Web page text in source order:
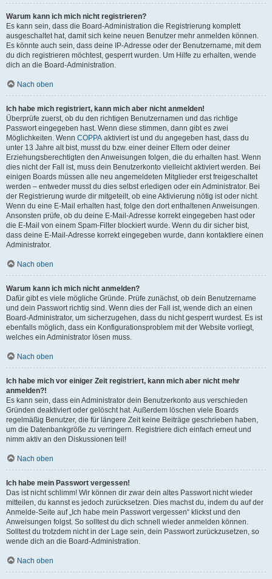
Warum kann ich mich nicht registrieren?
Es kann sein, dass die Board-Administration die Registrierung komplett
ausgeschaltet hat, damit sich keine neuen Benutzer mehr anmelden können.
Es könnte auch sein, dass deine IP-Adresse oder der Benutzername, mit dem
du dich registrieren möchtest, gesperrt wurden. Um Hilfe zu erhalten, wende
dich an die Board-Administration.
Nach oben
Ich habe mich registriert, kann mich aber nicht anmelden!
Überprüfe zuerst, ob du den richtigen Benutzernamen und das richtige
Passwort eingegeben hast. Wenn diese stimmen, dann gibt es zwei
Möglichkeiten. Wenn COPPA aktiviert ist und du angegeben hast, dass du
unter 13 Jahre alt bist, musst du bzw. einer deiner Eltern oder deiner
Erziehungsberechtigten den Anweisungen folgen, die du erhalten hast. Wenn
dies nicht der Fall ist, muss dein Benutzerkonto vielleicht aktiviert werden. Bei
einigen Boards müssen alle neu angemeldeten Mitglieder erst freigeschaltet
werden – entweder musst du dies selbst erledigen oder ein Administrator. Bei
der Registrierung wurde dir mitgeteilt, ob eine Aktivierung nötig ist oder nicht.
Wenn du eine E-Mail erhalten hast, folge den dort enthaltenen Anweisungen.
Ansonsten prüfe, ob du deine E-Mail-Adresse korrekt eingegeben hast oder
die E-Mail von einem Spam-Filter blockiert wurde. Wenn du dir sicher bist,
dass deine E-Mail-Adresse korrekt eingegeben wurde, dann kontaktiere einen
Administrator.
Nach oben
Warum kann ich mich nicht anmelden?
Dafür gibt es viele mögliche Gründe. Prüfe zunächst, ob dein Benutzername
und dein Passwort richtig sind. Wenn dies der Fall ist, wende dich an einen
Board-Administrator, um sicherzugehen, dass du nicht gesperrt wurdest. Es ist
ebenfalls möglich, dass ein Konfigurationsproblem mit der Website vorliegt,
welches ein Administrator lösen muss.
Nach oben
Ich habe mich vor einiger Zeit registriert, kann mich aber nicht mehr
anmelden?!
Es kann sein, dass ein Administrator dein Benutzerkonto aus verschieden
Gründen deaktiviert oder gelöscht hat. Außerdem löschen viele Boards
regelmäßig Benutzer, die für längere Zeit keine Beiträge geschrieben haben,
um die Datenbankgröße zu verringern. Registriere dich einfach erneut und
nimm aktiv an den Diskussionen teil!
Nach oben
Ich habe mein Passwort vergessen!
Das ist nicht schlimm! Wir können dir zwar dein altes Passwort nicht wieder
mitteilen, du kannst es jedoch zurücksetzen. Dies machst du, indem du auf der
Anmelde-Seite auf „Ich habe mein Passwort vergessen“ klickst und den
Anweisungen folgst. So solltest du dich schnell wieder anmelden können.
Solltest du trotzdem nicht in der Lage sein, dein Passwort zurückzusetzen, so
wende dich an die Board-Administration.
Nach oben